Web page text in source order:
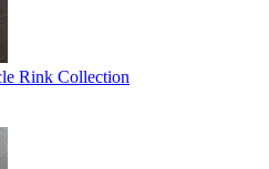
Rink Collection